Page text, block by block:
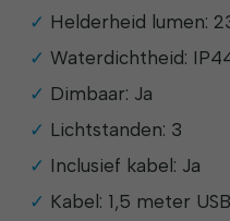
Helderheid lumen:
Waterdichtheid:
Dimbaar: Ja
Lichtstanden: 3
Inclusief kabel: Ja
Kabel: 1,5 meter